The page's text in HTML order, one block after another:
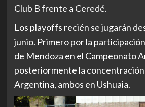
Club B frente a Ceredé.
Los playoffs recién se jugarán
junio. Primero por la
de Mendoza en el Campeonato
posteriormente la concentración
Argentina, ambos en Ushuaia.